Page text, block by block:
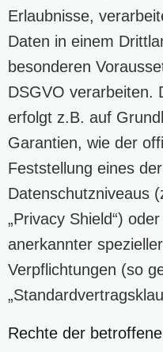
Erlaubnisse,
Daten in einem
besonderen
DSGVO verarbeiten.
erfolgt z.B. auf
Garantien, wie der
Feststellung eines
Datenschutzniveaus
„Privacy Shield“)
anerkannter
Verpflichtungen (so
Rechte der